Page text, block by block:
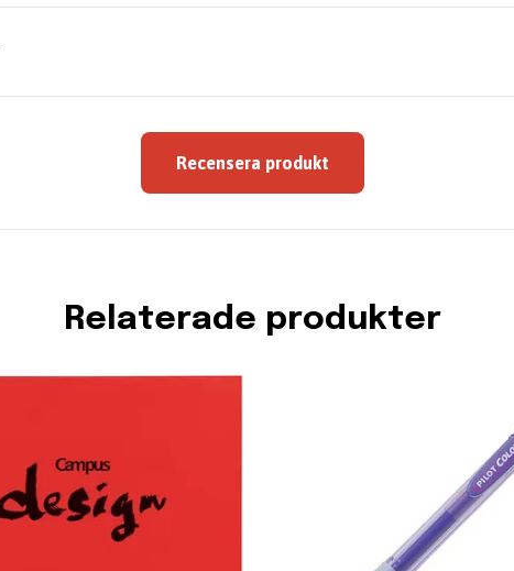
Recensera produkt
Relaterade produkter